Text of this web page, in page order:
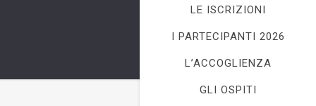
LE ISCRIZIONI
I PARTECIPANTI 2026
L’ACCOGLIENZA
GLI OSPITI